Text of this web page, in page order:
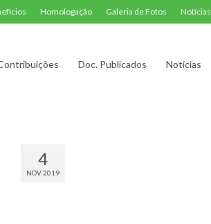
Homologação Galeria de Fotos Notícias
Doc. Publicados Notícias
4
NOV 2019